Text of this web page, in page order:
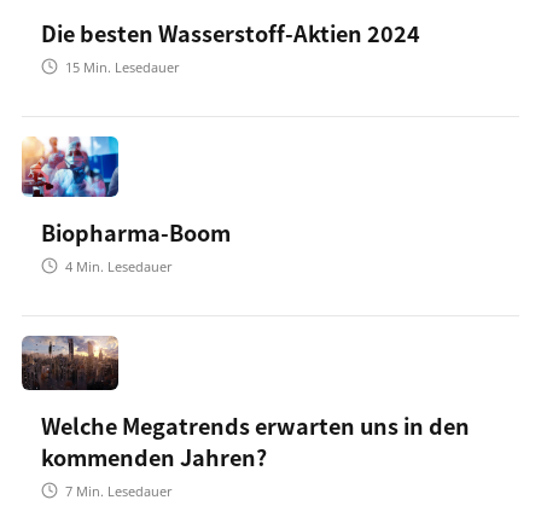
Die besten Wasserstoff-Aktien 2024
15 Min. Lesedauer
Biopharma-Boom
4 Min. Lesedauer
Welche Megatrends erwarten uns in den
kommenden Jahren?
7 Min. Lesedauer